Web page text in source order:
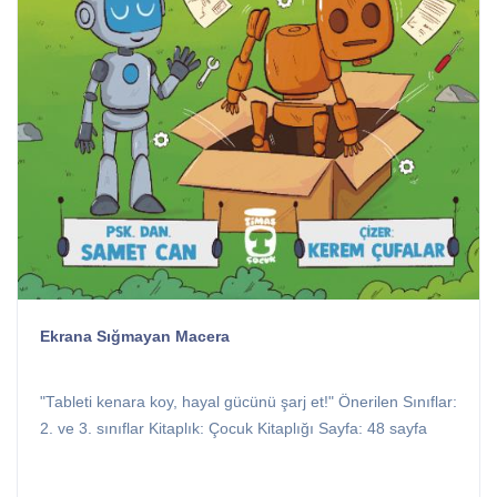
Ekrana Sığmayan Macera
"Tableti kenara koy, hayal gücünü şarj et!" Önerilen Sınıflar:
2. ve 3. sınıflar Kitaplık: Çocuk Kitaplığı Sayfa: 48 sayfa